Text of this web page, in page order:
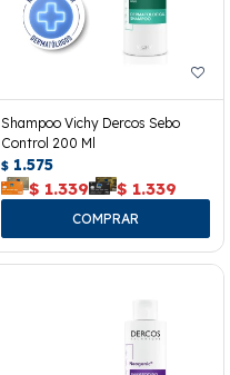
Shampoo Vichy Dercos Sebo
Control 200 Ml
$ 1.575
$ 1.339 $ 1.339